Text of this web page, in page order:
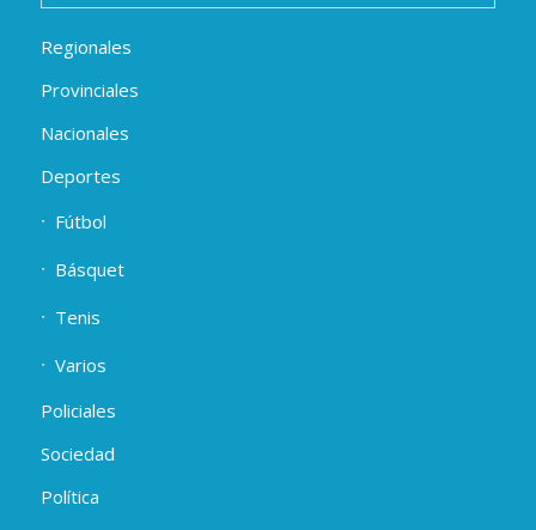
Regionales
Provinciales
Nacionales
Deportes
Fútbol
Básquet
Tenis
Varios
Policiales
Sociedad
Política